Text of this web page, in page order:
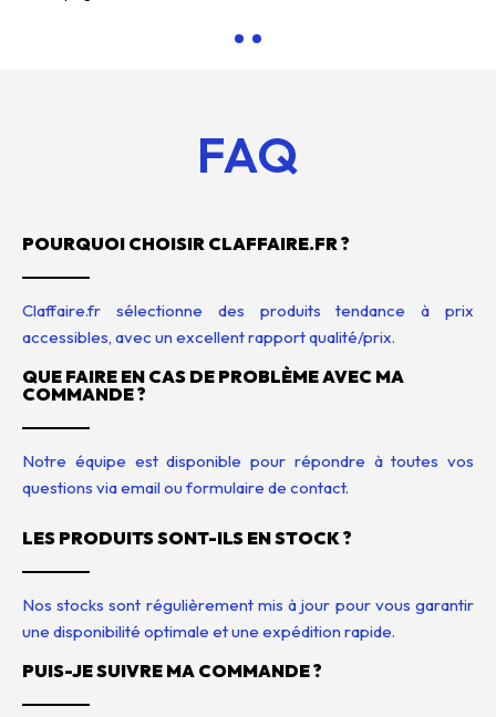
FAQ
POURQUOI CHOISIR CLAFFAIRE.FR ?
Claffaire.fr sélectionne des produits tendance à prix
accessibles, avec un excellent rapport qualité/prix.
QUE FAIRE EN CAS DE PROBLÈME AVEC MA
COMMANDE ?
Notre équipe est disponible pour répondre à toutes vos
questions via email ou formulaire de contact.
LES PRODUITS SONT-ILS EN STOCK ?
Nos stocks sont régulièrement mis à jour pour vous garantir
une disponibilité optimale et une expédition rapide.
PUIS-JE SUIVRE MA COMMANDE ?